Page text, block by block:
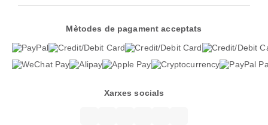
Mètodes de pagament acceptats
Xarxes socials